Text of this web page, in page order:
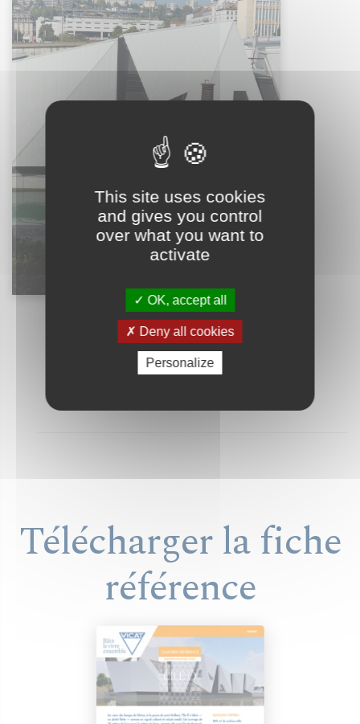
Les étapes du chantier
Télécharger la fiche
référence
This site uses cookies
and gives you control
over what you want to
activate
OK, accept all
Deny all cookies
Personalize